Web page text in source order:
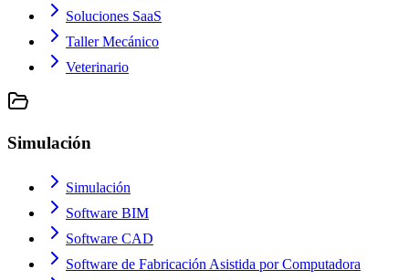
Soluciones SaaS
Taller Mecánico
Veterinario
Simulación
Simulación
Software BIM
Software CAD
Software de Fabricación Asistida por Computadora